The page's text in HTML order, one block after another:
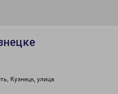
Кузнецк, улица